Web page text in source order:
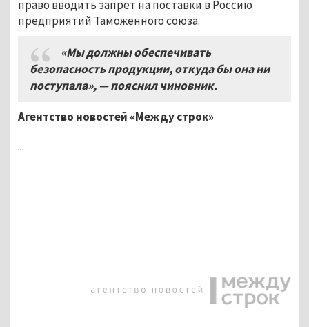
право вводить запрет на поставки в Россию
предприятий Таможенного союза.
«Мы должны обеспечивать
безопасность продукции, откуда бы она ни
поступала», — пояснил чиновник.
Агентство новостей «Между строк»
...